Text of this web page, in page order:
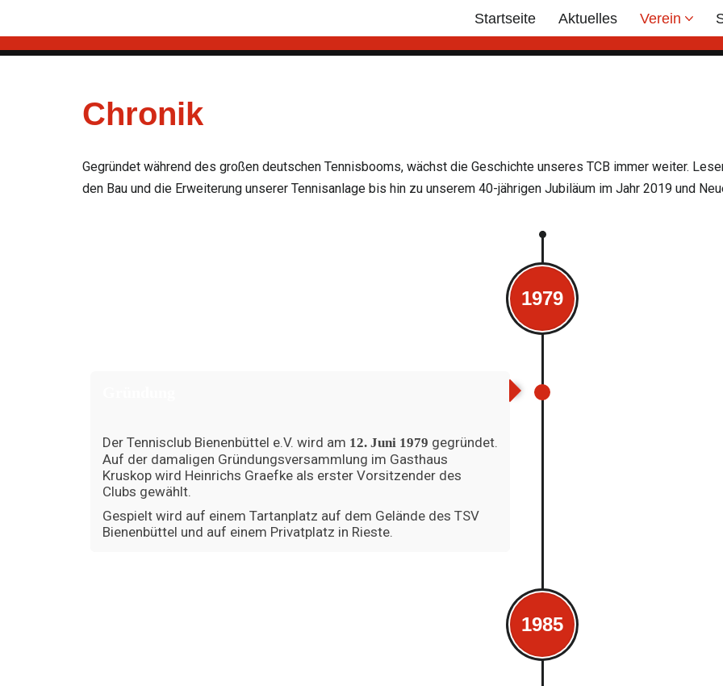
Startseite Aktuelles Verein
Chronik
Gegründet während des großen deutschen Tennisbooms, wächst die Geschichte unseres TCB immer weiter.
den Bau und die Erweiterung unserer Tennisanlage bis hin zu unserem 40-jährigen Jubiläum im Jahr 2019 und
1979
Der Tennisclub Bienenbüttel e.V. wird am 12. Juni 1979 gegründet.
Auf der damaligen Gründungsversammlung im Gasthaus
Kruskop wird Heinrichs Graefke als erster Vorsitzender des
Clubs gewählt.
Gespielt wird auf einem Tartanplatz auf dem Gelände des TSV
Bienenbüttel und auf einem Privatplatz in Rieste.
1985